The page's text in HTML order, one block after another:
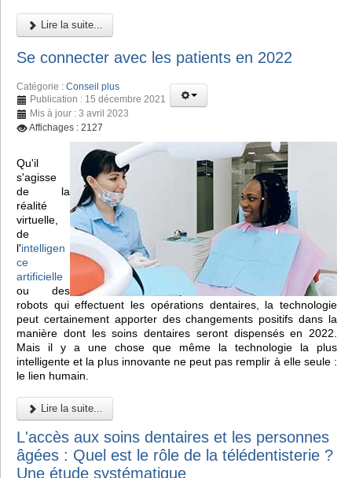
Lire la suite...
Se connecter avec les patients en 2022
Catégorie : Conseil plus
Publication : 15 décembre 2021
Mis à jour : 3 avril 2023
Affichages : 2127
Qu'il
s'agisse
de la
réalité
virtuelle,
de
l'intelligen
ce
artificielle
ou des
robots qui effectuent les opérations dentaires, la technologie
peut certainement apporter des changements positifs dans la
manière dont les soins dentaires seront dispensés en 2022.
Mais il y a une chose que même la technologie la plus
intelligente et la plus innovante ne peut pas remplir à elle seule :
le lien humain.
Lire la suite...
L'accès aux soins dentaires et les personnes
âgées : Quel est le rôle de la télédentisterie ?
Une étude systématique